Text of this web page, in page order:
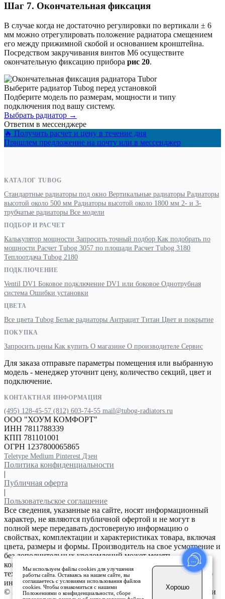
Шаг 7. Окончательная фиксация
В случае когда не достаточно регулировки по вертикали ± 6
мм можно отрегулировать положение радиатора смещением
его между прижимной скобой и основанием кронштейна.
Посредством закручивания винтов М6 осуществите
окончательную фиксацию прибора рис 20.
Выберите радиатор Tubog перед установкой
Подберите модель по размерам, мощности и типу
подключения под вашу систему.
Выбрать радиатор →
Ответим в мессенджере
🔥 Получить расчет и цену в течение дня
Пришлем предложение на почту или в мессенджер
КАТАЛОГ TUBOG
Стандартные радиаторы под окно Вертикальные радиаторы Радиаторы
высотой около 500 мм Радиаторы высотой около 1800 мм 2- и 3-
трубчатые радиаторы Все модели
ПОДБОР И РАСЧЕТ
Калькулятор мощности Запросить точный подбор Как подобрать по
мощности Расчет Tubog 3057 по площади Расчет Tubog 3180
Теплоотдача Tubog 2180
ПОДКЛЮЧЕНИЕ
Ventil DV1 Боковое подключение DV1 или боковое Однотрубная
система Ошибки установки
ЦВЕТА
Все цвета Tubog Белые радиаторы Антрацит Титан Цвет и покрытие
ПОКУПКА
Запросить цены Как купить О магазине О производителе Сервис
Для заказа отправьте параметры помещения или выбранную
модель - менеджер уточнит цену, количество секций, цвет и
подключение.
КОНТАКТНАЯ ИНФОРМАЦИЯ
(495) 128-45-57 (812) 603-74-55 mail@tubog-radiators.ru
ООО "ХОУМ КОМФОРТ"
ИНН 7811788339
КПП 781101001
ОГРН 1237800065865
Teletype Medium Pinterest Дзен
Политика конфиденциальности
Публичная оферта
Пользовательское соглашение
Все сведения, указанные на сайте, носят информационный
характер, не являются публичной офертой и не могут в
полной мере передавать достоверную информацию о
свойствах, комплектации и характеристиках товара, включая
цвета, размеры и формы. Производитель на свое усмотрение и
без дополнительных уведомлений может менять
комплектацию, внешний вид, страну производства и
технические характеристики модели. Уточняйте подробную
информацию о товаре в инструкции.
© 2026 Tubog-Radiators.ru. ООО «Хоум Комфорт». Продажа и
Мы используем файлы cookies для улучшения
работы сайта. Оставаясь на нашем сайте, вы
соглашаетесь с условиями использования файлов
cookies. Чтобы ознакомиться с нашими
Положениями о конфиденциальности, сборе
Хорошо